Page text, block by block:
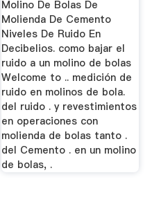
Molino De Bolas De
Molienda De Cemento
Niveles De Ruido En
Decibelios. como bajar el
ruido a un molino de bolas
Welcome to .. medición de
ruido en molinos de bola.
del ruido . y revestimientos
en operaciones con
molienda de bolas tanto .
del Cemento . en un molino
de bolas, .